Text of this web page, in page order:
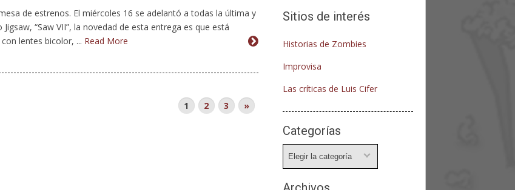
de estrenos. El miércoles 16 se adelantó a todas la última y
“Saw VII”, la novedad de esta entrega es que está
lentes bicolor, ... Read More
1 2 3 »
Sitios de interés
Historias de Zombies
Improvisa
Las críticas de Luis Cifer
Categorías